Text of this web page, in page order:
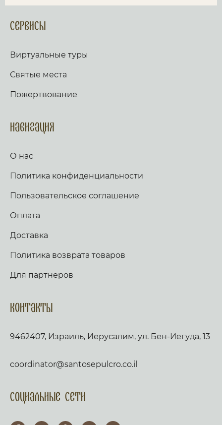
Сервисы
Виртуальные туры
Святые места
Пожертвование
Навигация
О нас
Политика конфиденциальности
Пользовательское соглашение
Оплата
Доставка
Политика возврата товаров
Для партнеров
Контакты
9462407, Израиль, Иерусалим, ул. Бен-Иегуда, 13
coordinator@santosepulcro.co.il
Социальные сети